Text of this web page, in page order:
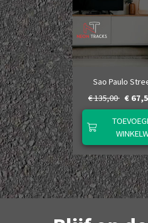
Sao Paulo
€ 135,00 €